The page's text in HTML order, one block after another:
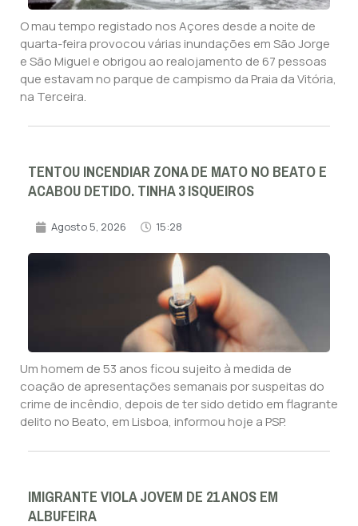
O mau tempo registado nos Açores desde a noite de
quarta-feira provocou várias inundações em São Jorge
e São Miguel e obrigou ao realojamento de 67 pessoas
que estavam no parque de campismo da Praia da Vitória,
na Terceira.
TENTOU INCENDIAR ZONA DE MATO NO BEATO E
ACABOU DETIDO. TINHA 3 ISQUEIROS
Agosto 5, 2026 15:28
Um homem de 53 anos ficou sujeito à medida de
coação de apresentações semanais por suspeitas do
crime de incêndio, depois de ter sido detido em flagrante
delito no Beato, em Lisboa, informou hoje a PSP.
IMIGRANTE VIOLA JOVEM DE 21 ANOS EM
ALBUFEIRA